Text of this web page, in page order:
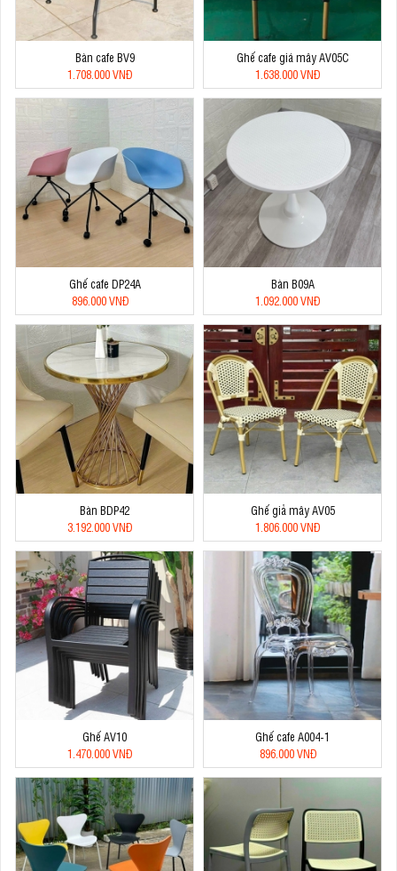
Bàn cafe BV9
1.708.000 VNĐ
Ghế cafe giá mây AV05C
1.638.000 VNĐ
Ghế cafe DP24A
896.000 VNĐ
Bàn B09A
1.092.000 VNĐ
Bàn BDP42
3.192.000 VNĐ
Ghế giả mây AV05
1.806.000 VNĐ
Ghế AV10
1.470.000 VNĐ
Ghế cafe A004-1
896.000 VNĐ